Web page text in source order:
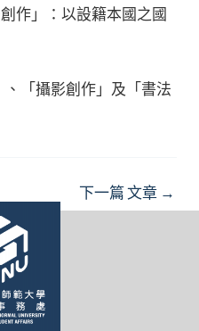
作」：以設籍本國之國
「攝影創作」及「書法
下一篇 文章 →